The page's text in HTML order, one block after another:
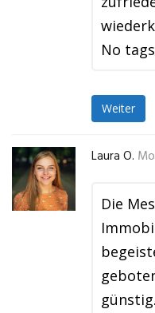
No
Weiter
Laura O.
Die